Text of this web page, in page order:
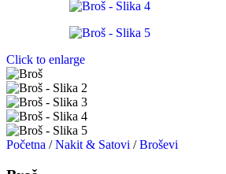
Click to enlarge
Početna / Nakit & Satovi / Broševi